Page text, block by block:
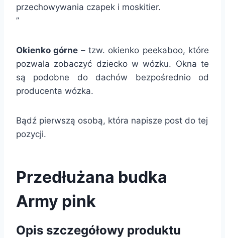
przechowywania czapek i moskitier.
”
Okienko górne – tzw. okienko peekaboo, które
pozwala zobaczyć dziecko w wózku. Okna te
są podobne do dachów bezpośrednio od
producenta wózka.
Bądź pierwszą osobą, która napisze post do tej
pozycji.
Przedłużana budka
Army pink
Opis szczegółowy produktu